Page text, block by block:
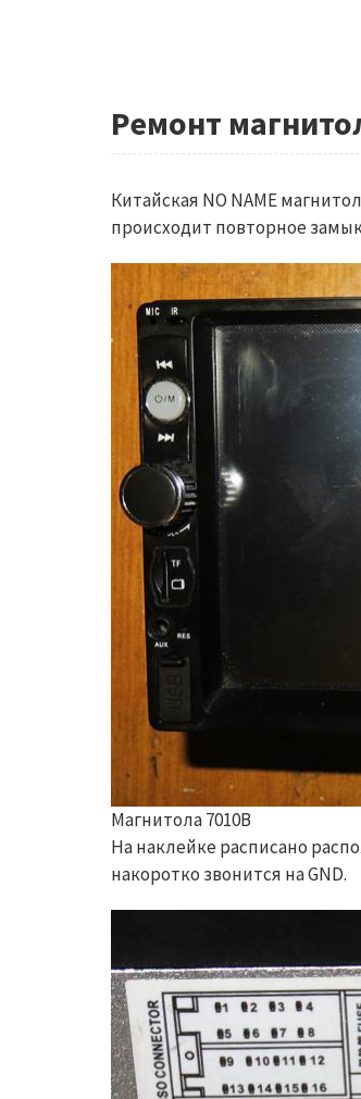
Ремонт
Китайская NO NAME
происходит повторное
Магнитола 7010B
На наклейке расписано
накоротко звонится на GND.